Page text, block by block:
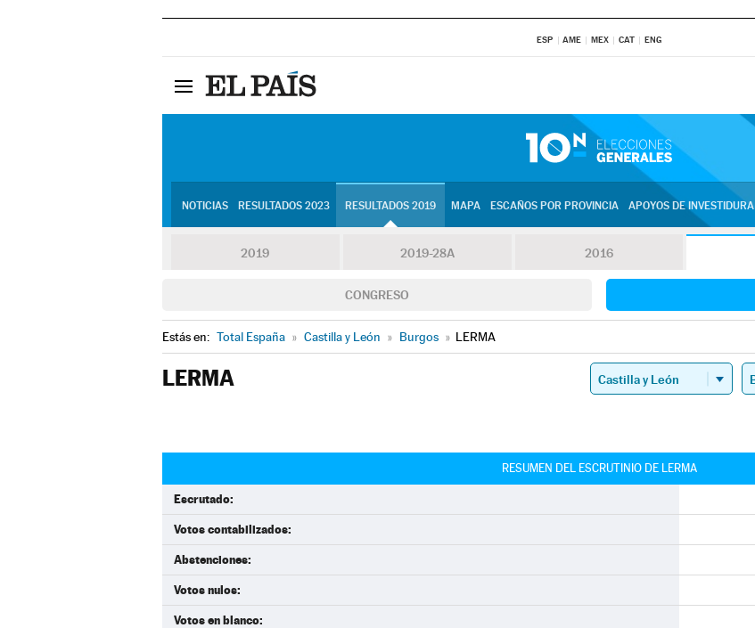
ESP AME MEX CAT ENG
NOTICIAS RESULTADOS 2023 RESULTADOS 2019 MAPA ESCAÑOS POR PROVINCIA APOYOS DE INVESTIDURA
2019 2019-28A 2016
CONGRESO
Estás en: Total España » Castilla y León » Burgos » LERMA
LERMA
RESUMEN DEL ESCRUTINIO DE LERMA
Escrutado:
Votos contabilizados:
Abstenciones:
Votos nulos:
Votos en blanco: